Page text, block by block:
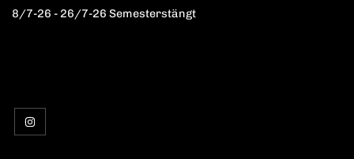
8/7-26 - 26/7-26 Semesterstängt